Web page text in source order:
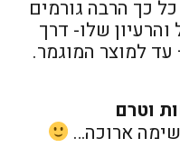
כך הרבה גורמים
שלו- דרך
למוצר המוגמר.
וטרם
ארוכה…